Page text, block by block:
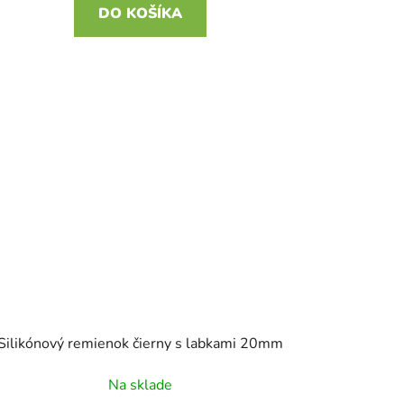
DO KOŠÍKA
remienok čierny s labkami 20mm
Na sklade